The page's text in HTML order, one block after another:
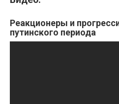
Реакционеры и
путинского периода